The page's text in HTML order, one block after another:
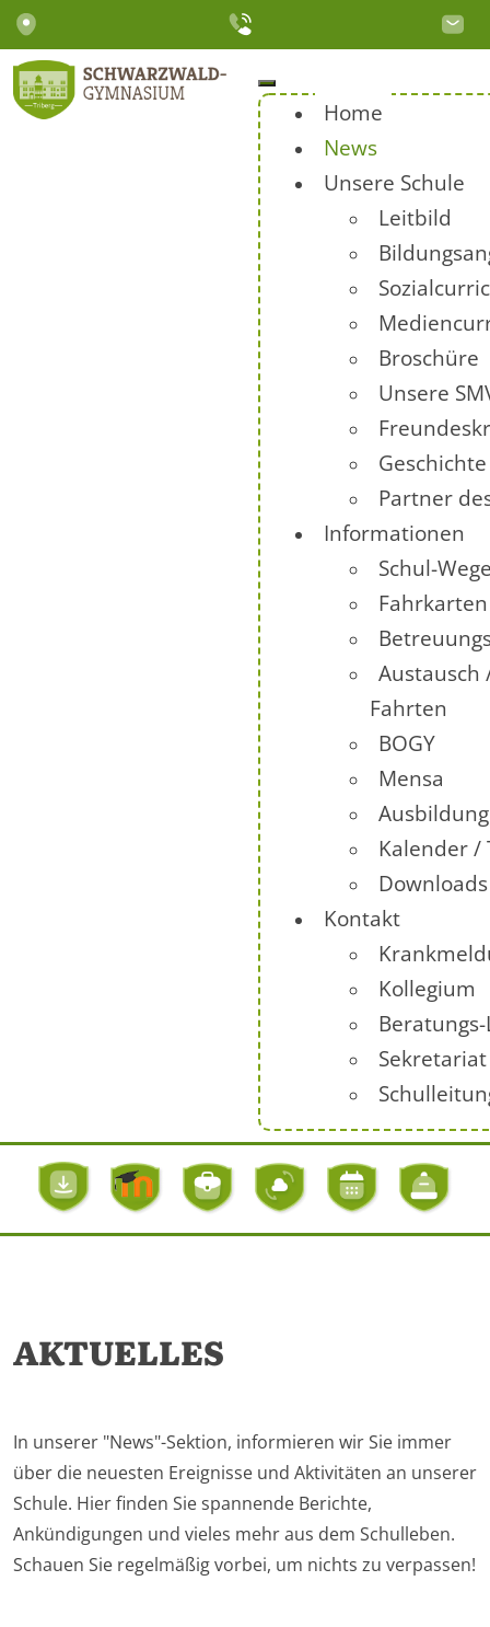
Home
News
Unsere Schule
Leitbild
Broschüre
Unsere
Geschichte
Partner
Informationen
Schul-
Fahrkarten
Austausch
Fahrten
BOGY
Mensa
Kalender /
Downloads
Kontakt
Kollegium
Sekretariat
AKTUELLES
In unserer "News"-Sektion, informieren wir Sie immer
über die neuesten Ereignisse und Aktivitäten an unserer
Schule. Hier finden Sie spannende Berichte,
Ankündigungen und vieles mehr aus dem Schulleben.
Schauen Sie regelmäßig vorbei, um nichts zu verpassen!